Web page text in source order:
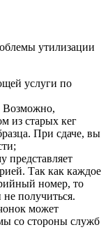
утилизации
услуги по
Возможно,
из старых кег
При сдаче, вы
представляет
Так как каждое
номер, то
получиться.
может
со стороны служб